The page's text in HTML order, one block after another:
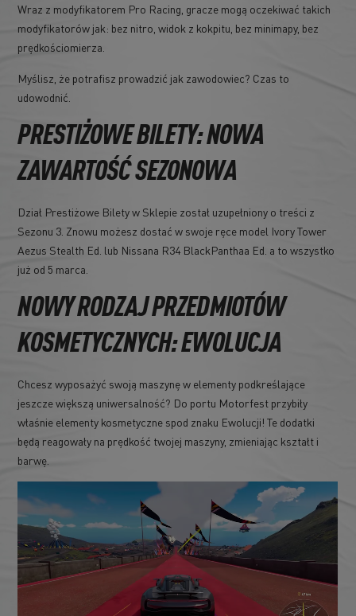
Wraz z modyfikatorem Pro Racing, gracze mogą oczekiwać takich
modyfikatorów jak: bez nitro, widok z kokpitu, bez minimapy, bez
prędkościomierza.
Myślisz, że potrafisz prowadzić jak zawodowiec? Czas to
udowodnić.
PRESTIŻOWE BILETY: NOWA
ZAWARTOŚĆ SEZONOWA
Dział Prestiżowe Bilety w Sklepie został uzupełniony o treści z
Sezonu 3. Znowu możesz dostać w swoje ręce model Ivory Tower
Aezus Stealth Ed. lub Nissana R34 BlackPanthaa Ed. a to wszystko
już od 5 marca.
NOWY RODZAJ PRZEDMIOTÓW
KOSMETYCZNYCH: EWOLUCJA
Chcesz wyposażyć swoją maszynę w elementy podkreślające
jeszcze większą uniwersalność? Do portu Motorfest przybiły
właśnie elementy kosmetyczne spod znaku Ewolucji! Te dodatki
będą reagowały na prędkość twojej maszyny, zmieniając kształt i
barwę.